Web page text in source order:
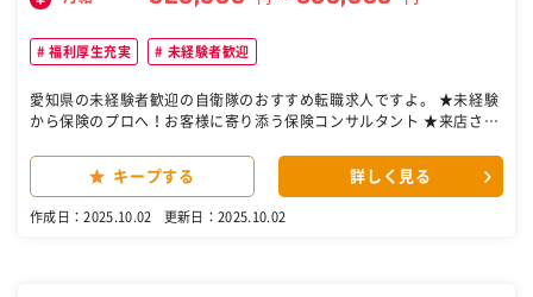
福利厚生充実 未経験者歓迎
愛知県の未経験者歓迎の自衛隊のおすすめ転職求人ですよ。 ★未経験
から保険のプロへ！お客様に寄り添う保険コンサルタント ★来店され
った提案営業をしたい方におすすめ♪ ★フレックス制度で残業～20h
程度、トヨタカレンダーなのでWLBが整った働き方が叶います！ ■募
たちの信頼と提案力を体感していただく「顔」となる存在です。 今回
キープする 詳しく見る
作成日：2025.10.02 更新日：2025.10.02